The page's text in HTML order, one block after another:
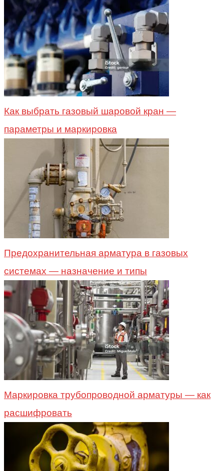
Как выбрать газовый шаровой кран —
параметры и маркировка
Предохранительная арматура в газовых
системах — назначение и типы
Маркировка трубопроводной арматуры — как
расшифровать